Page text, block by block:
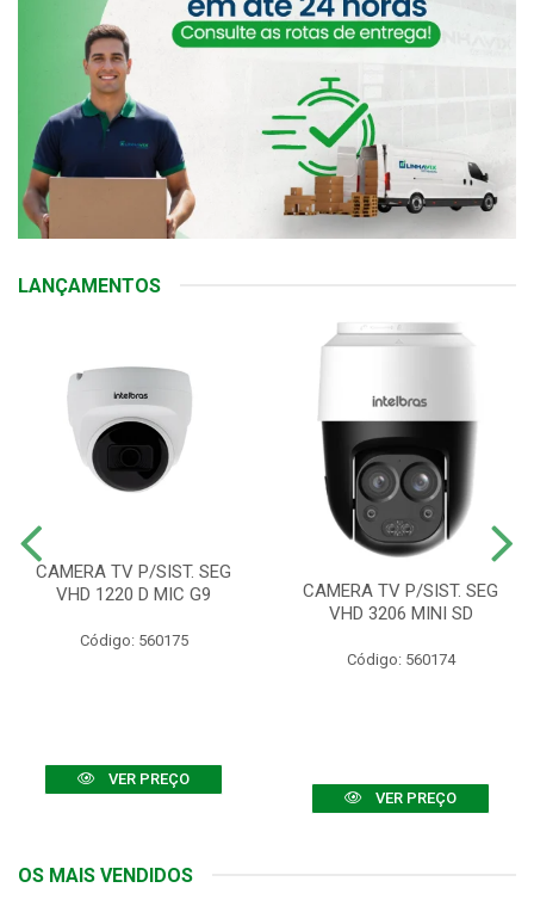
LANÇAMENTOS
CAMERA TV P/SIST. SEG
VHD 1220 D MIC G9
Código: 560175
VER PREÇO
CAMERA TV P/SIST. SEG
VHD 3206 MINI SD
Código: 560174
VER PREÇO
OS MAIS VENDIDOS